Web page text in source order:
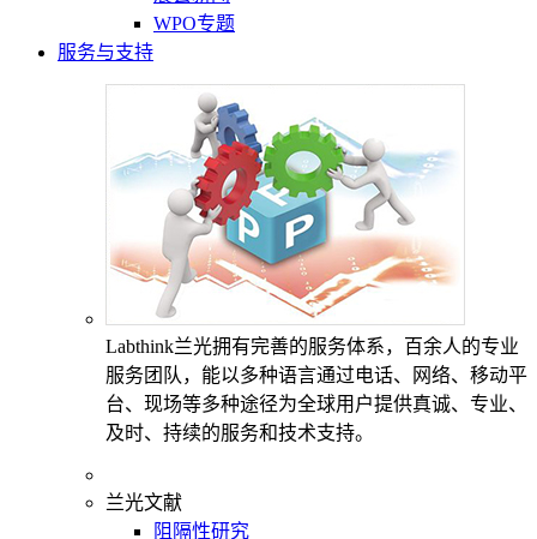
WPO专题
服务与支持
Labthink兰光拥有完善的服务体系，百余人的专业
服务团队，能以多种语言通过电话、网络、移动平
台、现场等多种途径为全球用户提供真诚、专业、
及时、持续的服务和技术支持。
兰光文献
阻隔性研究